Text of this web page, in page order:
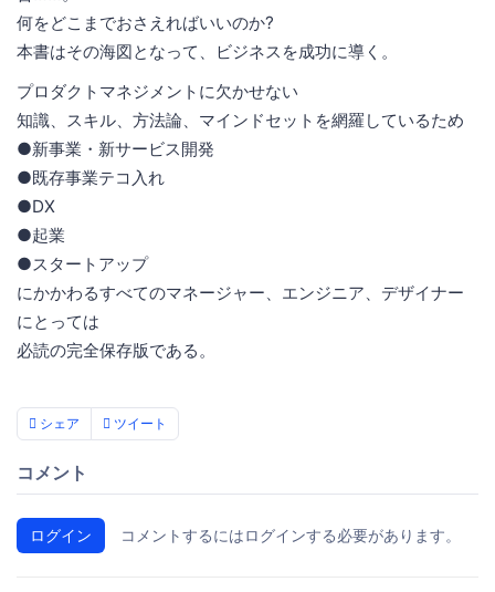
何をどこまでおさえればいいのか?
本書はその海図となって、ビジネスを成功に導く。
プロダクトマネジメントに欠かせない
知識、スキル、方法論、マインドセットを網羅しているため
●新事業・新サービス開発
●既存事業テコ入れ
●DX
●起業
●スタートアップ
にかかわるすべてのマネージャー、エンジニア、デザイナー
にとっては
必読の完全保存版である。
シェア ツイート
コメント
ログイン コメントするにはログインする必要があります。